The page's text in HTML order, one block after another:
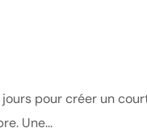
pour créer un
Une...